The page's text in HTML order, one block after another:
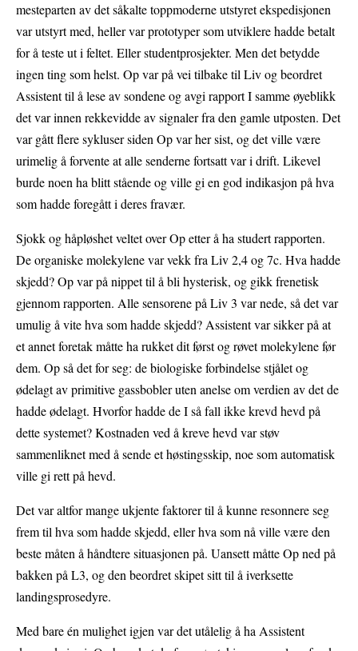
mesteparten av det såkalte toppmoderne utstyret ekspedisjonen
var utstyrt med, heller var prototyper som utviklere hadde betalt
for å teste ut i feltet. Eller studentprosjekter. Men det betydde
ingen ting som helst. Op var på vei tilbake til Liv og beordret
Assistent til å lese av sondene og avgi rapport I samme øyeblikk
det var innen rekkevidde av signaler fra den gamle utposten. Det
var gått flere sykluser siden Op var her sist, og det ville være
urimelig å forvente at alle senderne fortsatt var i drift. Likevel
burde noen ha blitt stående og ville gi en god indikasjon på hva
som hadde foregått i deres fravær.
Sjokk og håpløshet veltet over Op etter å ha studert rapporten.
De organiske molekylene var vekk fra Liv 2,4 og 7c. Hva hadde
skjedd? Op var på nippet til å bli hysterisk, og gikk frenetisk
gjennom rapporten. Alle sensorene på Liv 3 var nede, så det var
umulig å vite hva som hadde skjedd? Assistent var sikker på at
et annet foretak måtte ha rukket dit først og røvet molekylene før
dem. Op så det for seg: de biologiske forbindelse stjålet og
ødelagt av primitive gassbobler uten anelse om verdien av det de
hadde ødelagt. Hvorfor hadde de I så fall ikke krevd hevd på
dette systemet? Kostnaden ved å kreve hevd var støv
sammenliknet med å sende et høstingsskip, noe som automatisk
ville gi rett på hevd.
Det var altfor mange ukjente faktorer til å kunne resonnere seg
frem til hva som hadde skjedd, eller hva som nå ville være den
beste måten å håndtere situasjonen på. Uansett måtte Op ned på
bakken på L3, og den beordret skipet sitt til å iverksette
landingsprosedyre.
Med bare én mulighet igjen var det utålelig å ha Assistent